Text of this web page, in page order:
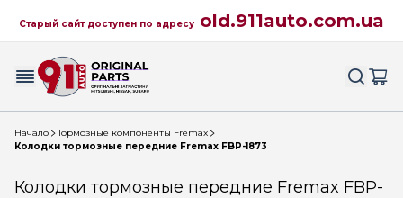
Старый сайт доступен по адресу old.911auto.com.ua
Начало
Тормозные компоненты Fremax
Колодки тормозные передние Fremax FBP-1873
Колодки тормозные передние Fremax FBP-